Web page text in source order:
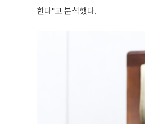
한다"고 분석했다.